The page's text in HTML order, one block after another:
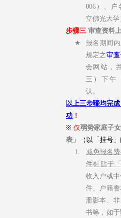
006 ）、户
立佛光大学
步骤三 审查资料
★
报名期间
规定之 审
会网站，
三） 下午
认。
以上三步骤均完
功 ！
※ 仅弱势家庭子
表」
（以「挂号
1. 减免报名
件黏贴于
收入户或
件、户籍
册影本、
书等，如